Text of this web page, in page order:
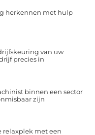
herkennen met hulp
van uw
precies in
binnen een sector
zijn
relaxplek met een